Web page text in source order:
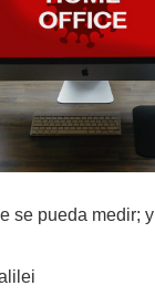
se pueda medir;